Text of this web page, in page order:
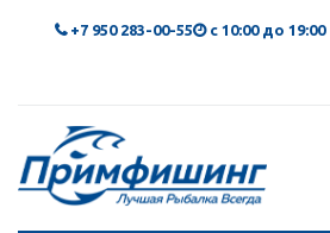
+7 950 283-00-55 с 10:00 до 19:00